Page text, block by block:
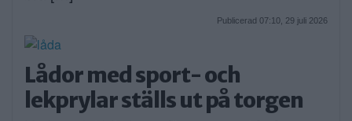
Publicerad 07:10, 29 juli 2026
Lådor med sport- och
lekprylar ställs ut på torgen